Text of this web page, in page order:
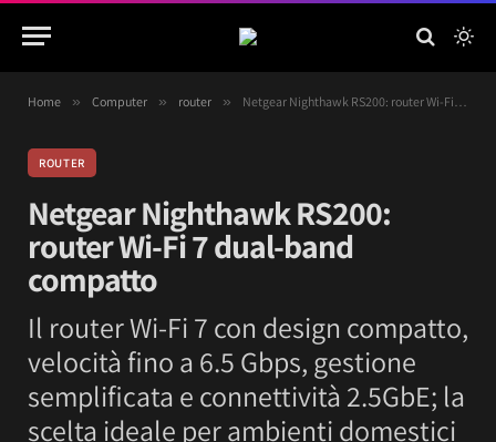
Home » Computer » router » Netgear Nighthawk RS200: router Wi-Fi 7 dual-band compatto
ROUTER
Netgear Nighthawk RS200:
router Wi-Fi 7 dual-band
compatto
Il router Wi-Fi 7 con design compatto,
velocità fino a 6.5 Gbps, gestione
semplificata e connettività 2.5GbE; la
scelta ideale per ambienti domestici